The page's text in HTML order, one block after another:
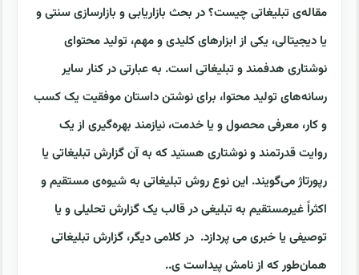
مقاله‌ی تبلیغاتی چیست؟ در بحث بازاریابی و بازارسازی سنتی و
یا دیجیتالی، یکی از ابزارهای کلیدی و مهم، تولید محتوای
نوشتاری هدفمند و تبلیغاتی است. به عبارتی در کنار سایر
رسانه‌های تولید محتوا، برای نوشتن داستان موفقیت یک کسب
و کار، معرفی محصول و یا خدمت، نیازمند بهره‌گیری از یک
روایت قدرتمند و نوشتاری هستید که به آن گزارش تبلیغاتی یا
رپورتاژ می‌گویند. این نوع روش تبلیغاتی به شیوه‌ی مستقیم و
اکثراً غیرمستقیم به تبلیغی در قالب یک گزارش تحلیلی و یا
توصیفی یا خبری می پردازد. در کلامی دیگر، گزارش تبلیغاتی
همان‌طور که از نامش پیداست ی..